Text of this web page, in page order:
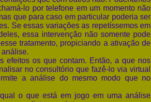
lo por telefone em um momento não
que para caso em particular poderia ser
Se essas variações as repetíssemos em
essa intervenção não somente pode
tratamento, propiciando a ativação de
os que contam. Então, a que nos
no consultório que fazê-lo via virtual
a análise do mesmo modo que no
o que está em jogo em uma análise